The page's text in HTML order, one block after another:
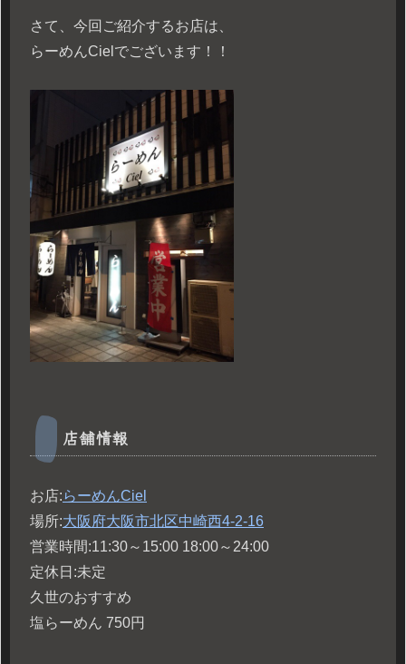
さて、今回ご紹介するお店は、
らーめんCielでございます！！
店舗情報
お店:らーめんCiel
場所:大阪府大阪市北区中崎西4-2-16
営業時間:11:30～15:00 18:00～24:00
定休日:未定
久世のおすすめ
塩らーめん 750円